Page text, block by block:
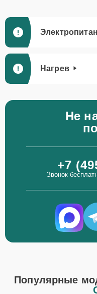
Нагрев
Не
+7
Звонок
Популярные